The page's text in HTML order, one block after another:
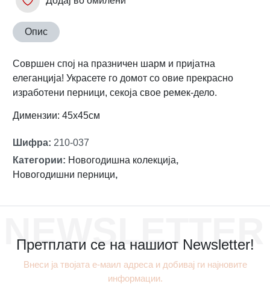
Опис
Совршен спој на празничен шарм и пријатна
елеганција! Украсете го домот со овие прекрасно
изработени перници, секоја свое ремек-дело.
Димензии: 45x45см
Шифра: 210-037
Категории: Новогодишна колекција,
Новогодишни перници,
NEWSLETTER
Претплати се на нашиот Newsletter!
Внеси ја твојата е-маил адреса и добивај ги најновите
информации.